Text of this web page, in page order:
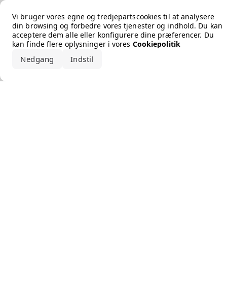
Vi bruger vores egne og tredjepartscookies til at analysere
din browsing og forbedre vores tjenester og indhold. Du kan
acceptere dem alle eller konfigurere dine præferencer. Du
kan finde flere oplysninger i vores Cookiepolitik
Nedgang Indstil
Error loading the brand